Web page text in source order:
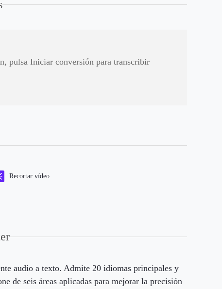
pulsa Iniciar conversión para transcribir
Recortar vídeo
audio a texto. Admite 20 idiomas principales y
de seis áreas aplicadas para mejorar la precisión